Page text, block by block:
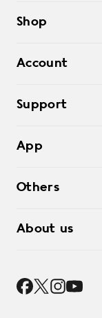
サングラス
コンタクトレンズ
アクセサリー
Shop
オンラインショップ
Account
ログアウト
Support
よくあるご質問
お問い合わせ
App
Others
レンズ交換
About us
採用情報